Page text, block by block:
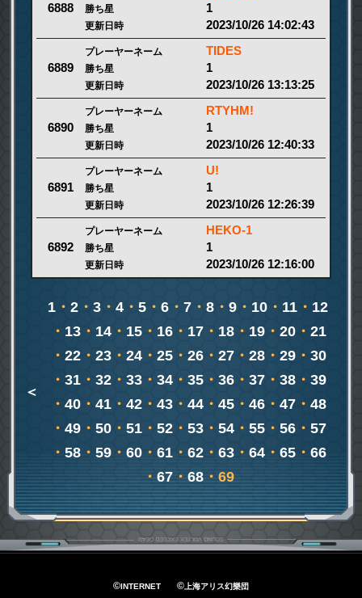
6888 勝ち星 1
更新日時 2023/10/26 14:02:43
6889
プレーヤーネーム TIDES
勝ち星 1
更新日時 2023/10/26 13:13:25
6890
プレーヤーネーム RTYHM!
勝ち星 1
更新日時 2023/10/26 12:40:33
6891
プレーヤーネーム U!
勝ち星 1
更新日時 2023/10/26 12:26:39
6892
プレーヤーネーム HEKO-1
勝ち星 1
更新日時 2023/10/26 12:16:00
＜
1 ・2 ・3 ・4 ・5 ・6 ・7 ・8 ・9 ・ 10 ・ 11 ・ 12
・ 13・ 14・ 15・ 16・ 17・ 18・ 19・ 20・ 21
・ 22・ 23・ 24・ 25・ 26・ 27・ 28・ 29・ 30
・ 31・ 32・ 33・ 34・ 35・ 36・ 37・ 38・ 39
・ 40・ 41・ 42・ 43・ 44・ 45・ 46・ 47・ 48
・ 49・ 50・ 51・ 52・ 53・ 54・ 55・ 56・ 57
・ 58・ 59・ 60・ 61・ 62・ 63・ 64・ 65・ 66
・67・ 68・69
©INTERNET ©上海アリス幻樂団